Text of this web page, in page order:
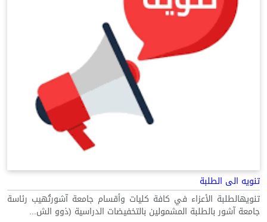
تنويه الى الطلبة
تنويهالطلبة الأعزاء في كافة كليات وأقسام جامعة آشورتُهيب رئاسة
جامعة آشور بالطلبة المشمولين بالتخفيضات الدراسية (ذوو الش...